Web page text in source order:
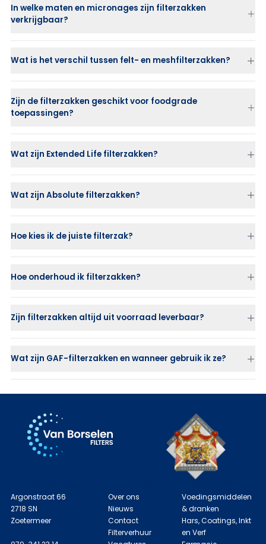
In welke maten en micronages zijn filterzakken
verkrijgbaar?
Wat is het verschil tussen felt- en meshfilterzakken?
Felt (naaldvilt): biedt dieptefiltratie met hoge
Mesh (monofilament of multifilament gaas): zorgt voor
oppervlaktefiltratie en is herbruikbaar.
Zijn de filterzakken geschikt voor foodgrade
toepassingen?
Wat zijn Extended Life filterzakken?
Wat zijn Absolute filterzakken?
Hoe kies ik de juiste filterzak?
Hoe onderhoud ik filterzakken?
Zijn filterzakken altijd uit voorraad leverbaar?
Wat zijn GAF-filterzakken en wanneer gebruik ik ze?
Argonstraat 66
2718 SN
Zoetermeer
Over ons
Nieuws
Contact
Filterverhuur
Voedingsmiddelen
& dranken
Hars, Coatings, Inkt
en Verf